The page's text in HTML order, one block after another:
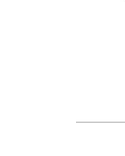
“진실과